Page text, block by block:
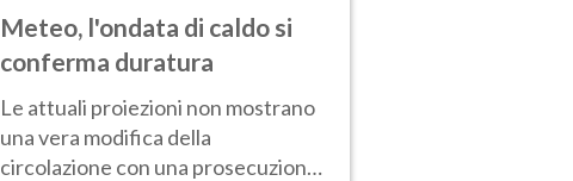
Meteo, l'ondata di caldo si
conferma duratura
Le attuali proiezioni non mostrano
una vera modifica della
circolazione con una prosecuzione